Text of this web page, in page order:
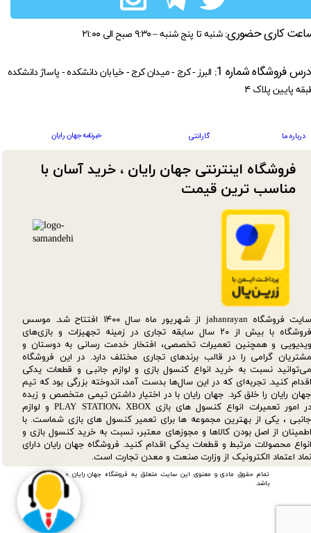
تمام حقوق مادی و معنوی این سایت متعلق به فروشگاه جهان رایان می
باشد.
سایت فروشگاه jahanrayan از شهریور ماه سال ۱۴۰۰ افتتاح شد. موسس
فروشگاه با بیش از ۲۰ سال سابقه تجاری در زمینه تجهیزات و بازی‌های
ویدیویی و همچنین تعمیرات تخصصی، افتخار خدمت رسانی به دوستان و
مشتریان گرامی را در قالب برندهای تجاری مختلف دارد. در این فروشگاه
می‌توانید نسبت به خرید انواع کنسول بازی و لوازم جانبی و قطعات یدکی‌
اقدام کنید. تجربه‌ای که در این سال‌ها بدست آمد، اندوخته بزرگی بود که تیم
جهان رایان را خلق کرد. جهان رایان با در اختیار داشتن تیمی متخصص و زبده
در امور تعمیرات انواع کنسول های بازی PLAY STATION، XBOX و لوازم
جانبی ، یکی از بهترین مجموعه ها برای تعمیر کنسول های بازی شماست. با
اطمینان از اصل بودن کالاها و مجوزهای معتبر، نسبت به خرید کنسول بازی و
انواع محصولات مرتبط و قطعات یدکی اقدام کنید. فروشگاه جهان رایان دارای
نماد اعتماد الکترونیک از وزارت صنعت و معدن تجارت است.
فروشگاه اینترنتی جهان رایان ، خرید آسان با
مناسب ترین قیمت​​​​​​​
کاری حضوری: شنبه تا پنج شنبه – ۹:۳۰ صبح الی ۲۱:۰۰
درباره ما گارانتی خبرنامه جهان رایان
فروشگاه شماره 1:
البرز - کرج - میدان کرج - خیابان دانشکده - پاساژ دانشکده
پایین پلاک ۴